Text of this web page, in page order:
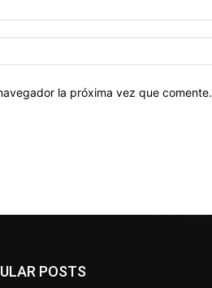
la próxima vez que comente.
POSTS